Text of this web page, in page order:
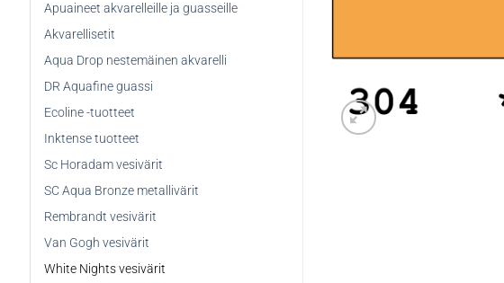
Apuaineet akvarelleille ja guasseille
Akvarellisetit
Aqua Drop nestemäinen akvarelli
DR Aquafine guassi
Ecoline -tuotteet
Inktense tuotteet
Sc Horadam vesivärit
SC Aqua Bronze metallivärit
Rembrandt vesivärit
Van Gogh vesivärit
White Nights vesivärit